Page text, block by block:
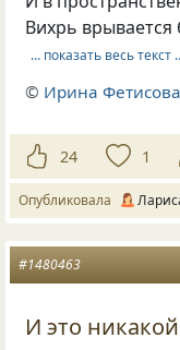
Вихрь
… показать весь текст
© Ирина
24 1
Опубликовала
#1480463
И это